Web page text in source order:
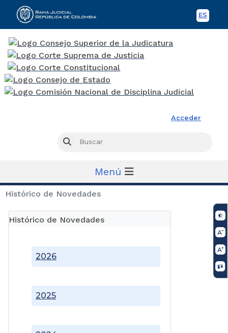
ES
Acceder
Buscar
Menú
Histórico de Novedades
Histórico de Novedades
2025
2026